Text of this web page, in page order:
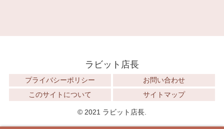
ラビット店長
プライバシーポリシー
お問い合わせ
このサイトについて
サイトマップ
© 2021 ラビット店長.